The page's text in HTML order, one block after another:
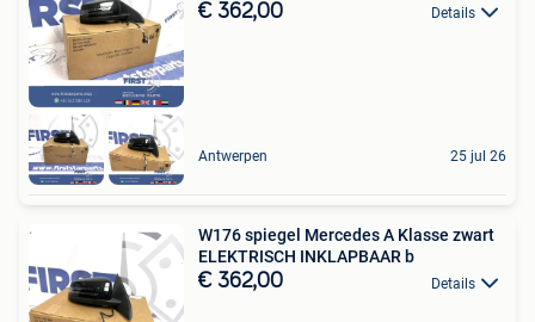
€ 362,00 Details
Antwerpen 25 jul 26
W176 spiegel Mercedes A Klasse zwart
ELEKTRISCH INKLAPBAAR b
€ 362,00 Details